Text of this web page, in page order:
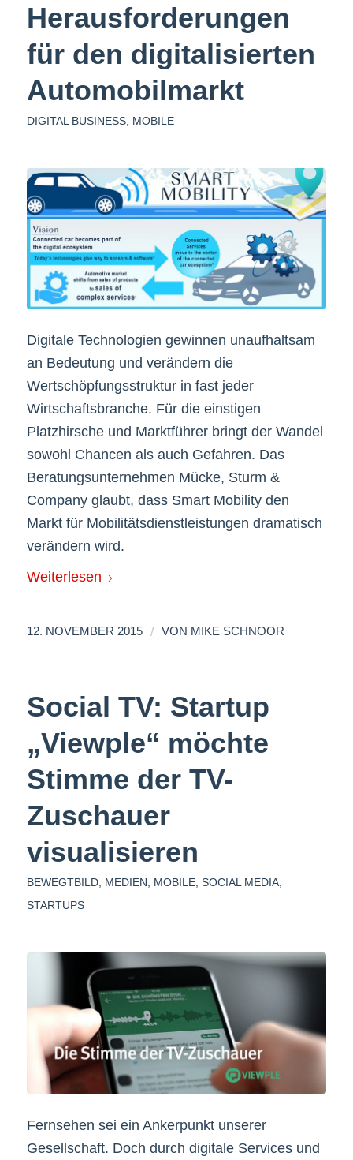
Herausforderungen
für den digitalisierten
Automobilmarkt
DIGITAL BUSINESS, MOBILE
Digitale Technologien gewinnen unaufhaltsam
an Bedeutung und verändern die
Wertschöpfungsstruktur in fast jeder
Wirtschaftsbranche. Für die einstigen
Platzhirsche und Marktführer bringt der Wandel
sowohl Chancen als auch Gefahren. Das
Beratungsunternehmen Mücke, Sturm &
Company glaubt, dass Smart Mobility den
Markt für Mobilitätsdienstleistungen dramatisch
verändern wird.
Weiterlesen
12. NOVEMBER 2015 / VON MIKE SCHNOOR
Social TV: Startup
„Viewple“ möchte
Stimme der TV-
Zuschauer
visualisieren
BEWEGTBILD, MEDIEN, MOBILE, SOCIAL MEDIA,
STARTUPS
Fernsehen sei ein Ankerpunkt unserer
Gesellschaft. Doch durch digitale Services und